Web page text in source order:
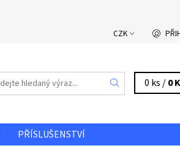
CZK
0 ks /0
PŘÍSLUŠENSTVÍ